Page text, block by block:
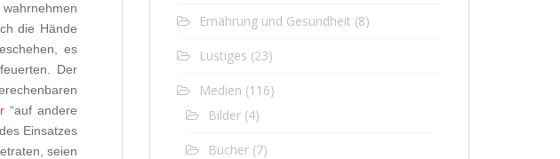
die Hände
es
Der
“auf andere
Einsatzes
seien
Ernährung und Gesundheit (8)
Lustiges (23)
Medien (116)
Bilder (4)
Bücher (7)